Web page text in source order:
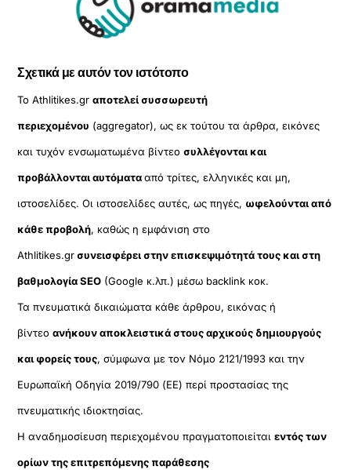
Σχετικά με αυτόν τον ιστότοπο
Το Athlitikes.grαποτελεί συσσωρευτή
περιεχομένου (aggregator), ως εκ τούτου τα άρθρα, εικόνες
και τυχόν ενσωματωμένα βίντεοσυλλέγονται και
προβάλλονται αυτόματααπό τρίτες, ελληνικές και μη,
ιστοσελίδες. Οι ιστοσελίδες αυτές, ως πηγές, ωφελούνται από
κάθε προβολή, καθώς η εμφάνιση στο
Athlitikes.grσυνεισφέρει στην επισκεψιμότητά τους και στη
βαθμολογία SEO (Google κ.λπ.) μέσω backlink κοκ.
Τα πνευματικά δικαιώματα κάθε άρθρου, εικόνας ή
βίντεοανήκουν αποκλειστικά στους αρχικούς δημιουργούς
και φορείς τους, σύμφωνα με τον Νόμο 2121/1993 και την
Ευρωπαϊκή Οδηγία 2019/790 (ΕΕ) περί προστασίας της
πνευματικής ιδιοκτησίας.
Η αναδημοσίευση περιεχομένου πραγματοποιείταιεντός των
ορίων της επιτρεπόμενης παράθεσης